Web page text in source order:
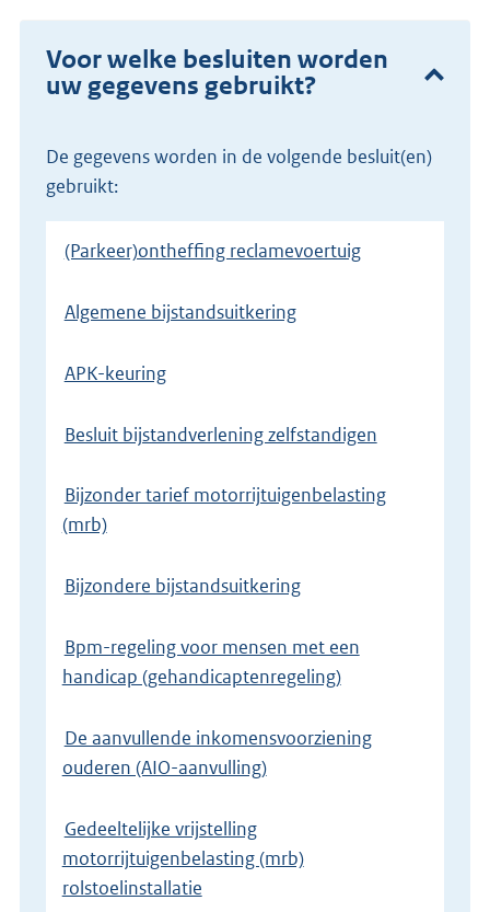
Voor welke besluiten worden
uw gegevens gebruikt?
De gegevens worden in de volgende besluit(en)
gebruikt:
(Parkeer)ontheffing reclamevoertuig
Algemene bijstandsuitkering
APK-keuring
Besluit bijstandverlening zelfstandigen
Bijzonder tarief motorrijtuigenbelasting
(mrb)
Bijzondere bijstandsuitkering
Bpm-regeling voor mensen met een
handicap (gehandicaptenregeling)
De aanvullende inkomensvoorziening
ouderen (AIO-aanvulling)
Gedeeltelijke vrijstelling
motorrijtuigenbelasting (mrb)
rolstoelinstallatie